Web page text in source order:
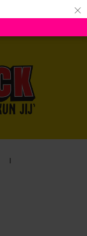
×